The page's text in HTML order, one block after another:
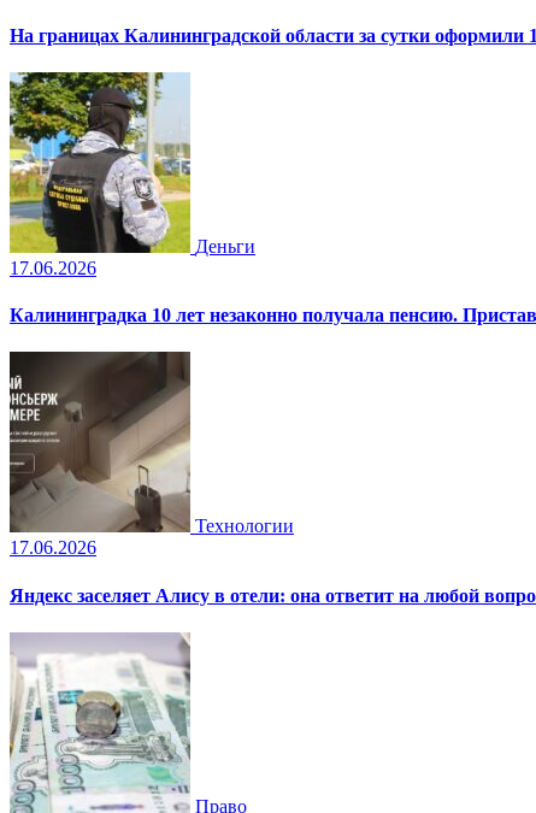
На границах Калининградской области за сутки оформили
Деньги
17.06.2026
Калининградка 10 лет незаконно получала пенсию.
Технологии
17.06.2026
Яндекс заселяет Алису в отели: она ответит на любой
Право